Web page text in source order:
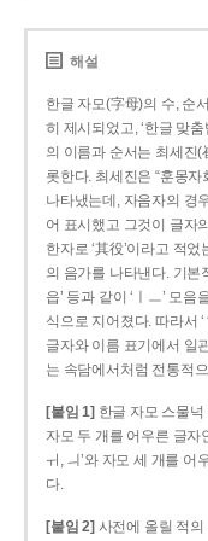
해설
한글 자모(字母)의 수, 순
히 제시되었고, ‘한글 맞
의 이름과 순서는 최세진(
롯한다. 최세진은 “훈몽
나타냈는데, 자음자의 경
어 표시했고 그것이 글자
한자로 ‘其役’이라고 적었
의 음가를 나타낸다. 기본
읍’ 등과 같이 ‘ㅣㅡ’ 모
식으로 지어졌다. 따라서 ‘
글자와 이름 표기에서 일
는 속담에서처럼 전통적
[붙임 1] 한글 자모 스물
자모 두 개를 어우른 글자
ㅟ, ㅢ’와 자모 세 개를 어
다.
[붙임 2] 사전에 올릴 적